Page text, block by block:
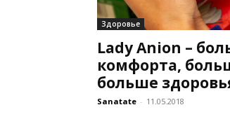
Здоровье
Lady Аnion –
комфорта,
больше
Sanatate - 11.05.2018